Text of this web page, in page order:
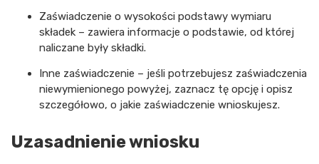
Zaświadczenie o wysokości podstawy wymiaru
składek – zawiera informacje o podstawie, od której
naliczane były składki.
Inne zaświadczenie – jeśli potrzebujesz zaświadczenia
niewymienionego powyżej, zaznacz tę opcję i opisz
szczegółowo, o jakie zaświadczenie wnioskujesz.
Uzasadnienie wniosku